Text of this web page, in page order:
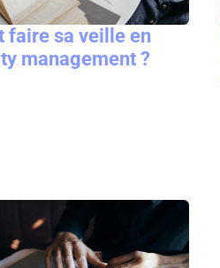
faire sa veille en
management ?